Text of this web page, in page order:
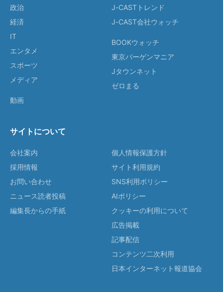
政治
経済
IT
エンタメ
スポーツ
メディア
動画
J-CASTトレンド
J-CAST会社ウォッチ
BOOKウォッチ
東京バーゲンマニア
Jタウンネット
ゼロまる
サイトについて
会社案内
採用情報
お問い合わせ
ニュース読者投稿
編集長からの手紙
個人情報保護方針
サイト利用規約
SNS利用ポリシー
AIポリシー
クッキーの利用について
広告掲載
記事配信
コンテンツ二次利用
日本インターネット報道協会